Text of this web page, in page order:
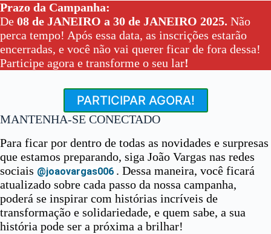
Prazo da Campanha:
De 08 de JANEIRO a 30 de JANEIRO 2025. Não
perca tempo! Após essa data, as inscrições estarão
encerradas, e você não vai querer ficar de fora dessa!
Participe agora e transforme o seu lar!
PARTICIPAR AGORA!
MANTENHA-SE CONECTADO
Para ficar por dentro de todas as novidades e surpresas
que estamos preparando, siga João Vargas nas redes
sociais @joaovargas006 . Dessa maneira, você ficará
atualizado sobre cada passo da nossa campanha,
poderá se inspirar com histórias incríveis de
transformação e solidariedade, e quem sabe, a sua
história pode ser a próxima a brilhar!